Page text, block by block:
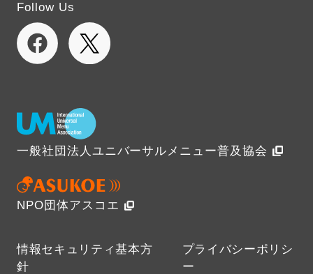
Follow Us
一般社団法人ユニバーサルメニュー普及協会
NPO団体アスコエ
情報セキュリティ基本方
針
プライバシーポリシ
ー